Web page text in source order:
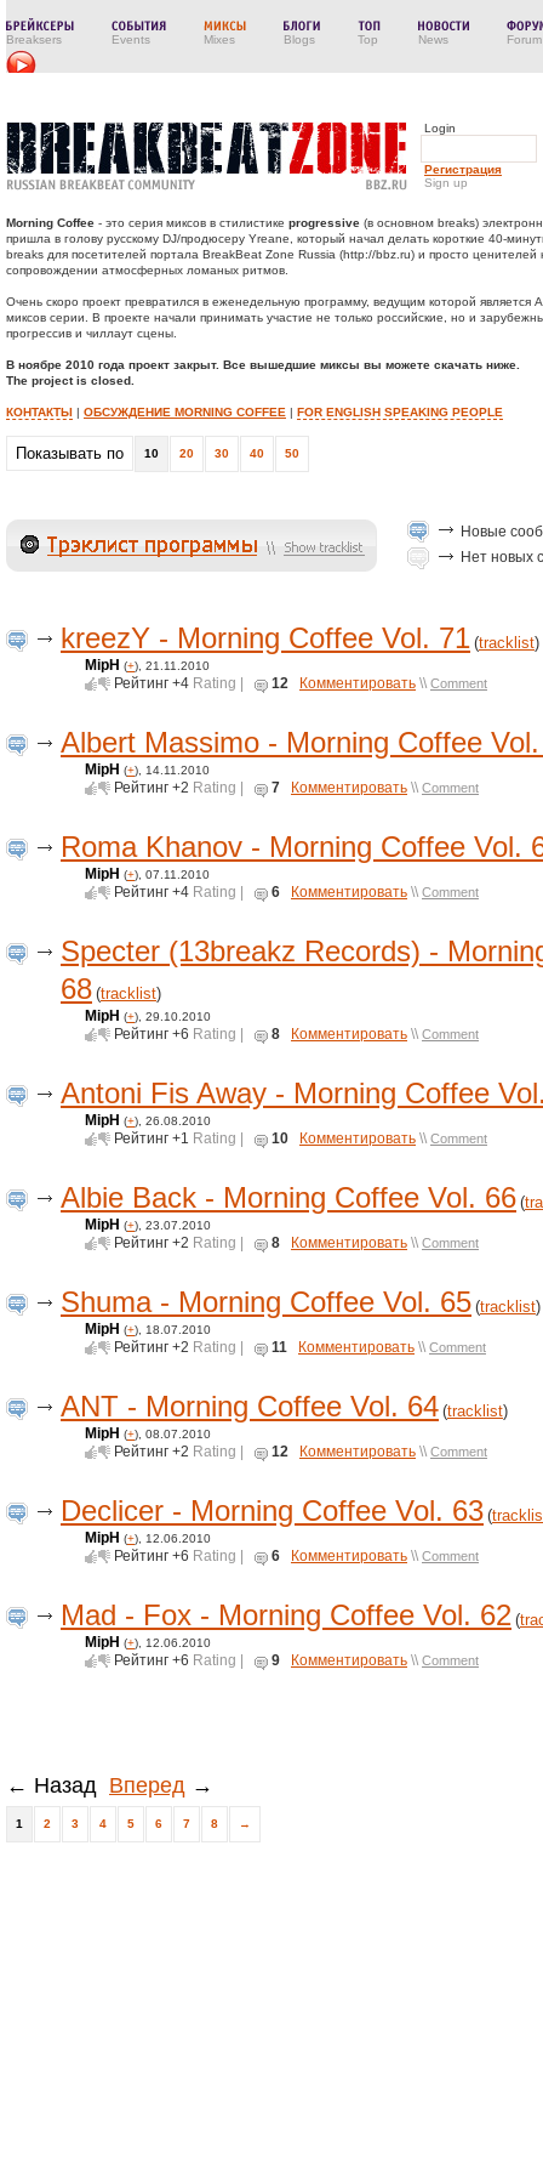
Breaksers Events Mixes Blogs Top News Forum
Login
Регистрация
Sign up
Morning Coffee - это серия миксов в стилистике progressive (в основном breaks)
пришла в голову русскому DJ/продюсеру Yreane, который начал делать короткие 40-
breaks для посетителей портала BreakBeat Zone Russia (http://bbz.ru) и просто ценителей
сопровождении атмосферных ломаных ритмов.
Очень скоро проект превратился в еженедельную программу, ведущим которой является
миксов серии. В проекте начали принимать участие не только российские, но и
прогрессив и чиллаут сцены.
В ноябре 2010 года проект закрыт. Все вышедшие миксы вы можете скачать ниже.
The project is closed.
КОНТАКТЫ | ОБСУЖДЕНИЕ MORNING COFFEE | FOR ENGLISH SPEAKING PEOPLE
Показывать по 10 20 30 40 50
Новые
Нет новых
kreezY - Morning Coffee Vol. 71 (tracklist)
MipH (+), 21.11.2010
Рейтинг +4 Rating | 12 Комментировать \\ Comment
Albert Massimo - Morning Coffee
MipH (+), 14.11.2010
Рейтинг +2 Rating | 7 Комментировать \\ Comment
Roma Khanov - Morning Coffee Vol.
MipH (+), 07.11.2010
Рейтинг +4 Rating | 6 Комментировать \\ Comment
Specter (13breakz Records) -
68 (tracklist)
MipH (+), 29.10.2010
Рейтинг +6 Rating | 8 Комментировать \\ Comment
Antoni Fis Away - Morning Coffee
MipH (+), 26.08.2010
Рейтинг +1 Rating | 10 Комментировать \\ Comment
Albie Back - Morning Coffee Vol. 66 (
MipH (+), 23.07.2010
Рейтинг +2 Rating | 8 Комментировать \\ Comment
Shuma - Morning Coffee Vol. 65 (tracklist)
MipH (+), 18.07.2010
Рейтинг +2 Rating | 11 Комментировать \\ Comment
ANT - Morning Coffee Vol. 64 (tracklist)
MipH (+), 08.07.2010
Рейтинг +2 Rating | 12 Комментировать \\ Comment
Declicer - Morning Coffee Vol. 63 (
MipH (+), 12.06.2010
Рейтинг +6 Rating | 6 Комментировать \\ Comment
Mad - Fox - Morning Coffee Vol. 62 (
MipH (+), 12.06.2010
Рейтинг +6 Rating | 9 Комментировать \\ Comment
← Назад Вперед →
1 2 3 4 5 6 7 8 →